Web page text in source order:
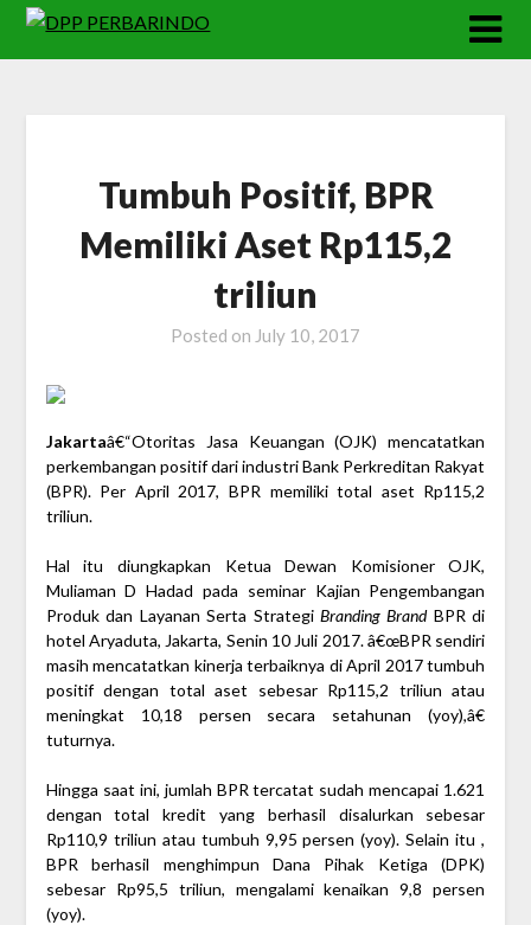
Skip
Tumbuh Positif, BPR
Memiliki Aset Rp115,2
triliun
Posted on July 10, 2017
Jakartaâ€“Otoritas Jasa Keuangan (OJK) mencatatkan
perkembangan positif dari industri Bank Perkreditan Rakyat
(BPR). Per April 2017, BPR memiliki total aset Rp115,2
triliun.
Hal itu diungkapkan Ketua Dewan Komisioner OJK,
Muliaman D Hadad pada seminar Kajian Pengembangan
Produk dan Layanan Serta Strategi Branding BrandBPR di
hotel Aryaduta, Jakarta, Senin 10 Juli 2017. â€œBPR sendiri
masih mencatatkan kinerja terbaiknya di April 2017 tumbuh
positif dengan total aset sebesar Rp115,2 triliun atau
meningkat 10,18 persen secara setahunan (yoy),â€
tuturnya.
Hingga saat ini, jumlah BPR tercatat sudah mencapai 1.621
dengan total kredit yang berhasil disalurkan sebesar
Rp110,9 triliun atau tumbuh 9,95 persen (yoy). Selain itu ,
BPR berhasil menghimpun Dana Pihak Ketiga (DPK)
sebesar Rp95,5 triliun, mengalami kenaikan 9,8 persen
(yoy).